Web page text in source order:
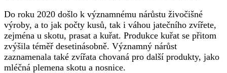
Do roku 2020 došlo k významnému nárůstu živočišné
výroby, a to jak počty kusů, tak i váhou jatečního zvířete,
zejména u skotu, prasat a kuřat. Produkce kuřat se přitom
zvýšila téměř desetinásobně. Významný nárůst
zaznamenala také zvířata chovaná pro další produkty, jako
mléčná plemena skotu a nosnice.